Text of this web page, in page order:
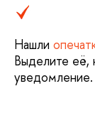
Нашли
Выделите её,
уведомление.